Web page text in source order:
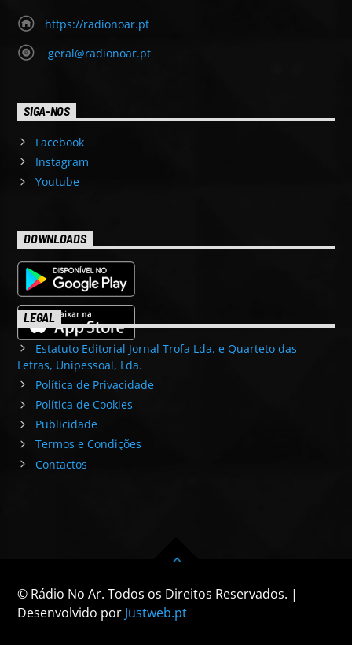
https://radionoar.pt
geral@radionoar.pt
SIGA-NOS
Facebook
Instagram
Youtube
DOWNLOADS
LEGAL
Estatuto Editorial Jornal Trofa Lda. e Quarteto das
Letras, Unipessoal, Lda.
Política de Privacidade
Política de Cookies
Publicidade
Termos e Condições
Contactos
© Rádio No Ar. Todos os Direitos Reservados. |
Desenvolvido por Justweb.pt